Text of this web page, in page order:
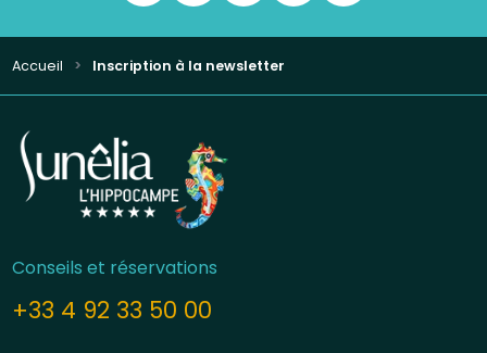
Accueil Inscription à la newsletter
Conseils et réservations
+33 4 92 33 50 00